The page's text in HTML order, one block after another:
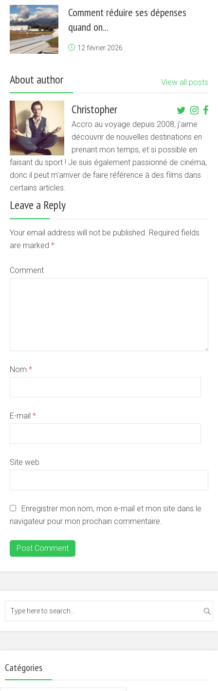
Comment réduire ses dépenses
quand on...
12 février 2026
About author View all posts
Christopher
Accro au voyage depuis 2008, j'aime
découvrir de nouvelles destinations en
prenant mon temps, et si possible en
faisant du sport ! Je suis également passionné de cinéma,
donc il peut m'arriver de faire référence à des films dans
certains articles.
Leave a Reply
Your email address will not be published. Required fields
are marked *
Comment
Nom *
E-mail *
Site web
Enregistrer mon nom, mon e-mail et mon site dans le
navigateur pour mon prochain commentaire.
Catégories